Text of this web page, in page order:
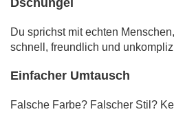
Du sprichst mit echten
schnell, freundlich und
Einfacher Umtausch
Falsche Farbe? Falscher Stil?